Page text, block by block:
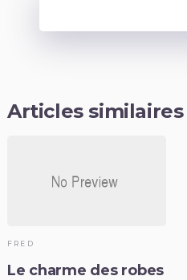
Articles similaires
FRED
Le charme des robes